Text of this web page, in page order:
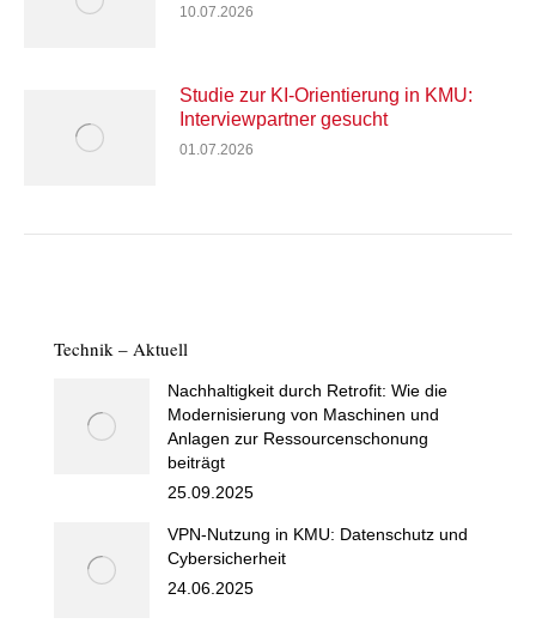
10.07.2026
Studie zur KI-Orientierung in KMU:
Interviewpartner gesucht
01.07.2026
Technik – Aktuell
Nachhaltigkeit durch Retrofit: Wie die
Modernisierung von Maschinen und
Anlagen zur Ressourcenschonung
beiträgt
25.09.2025
VPN-Nutzung in KMU: Datenschutz und
Cybersicherheit
24.06.2025